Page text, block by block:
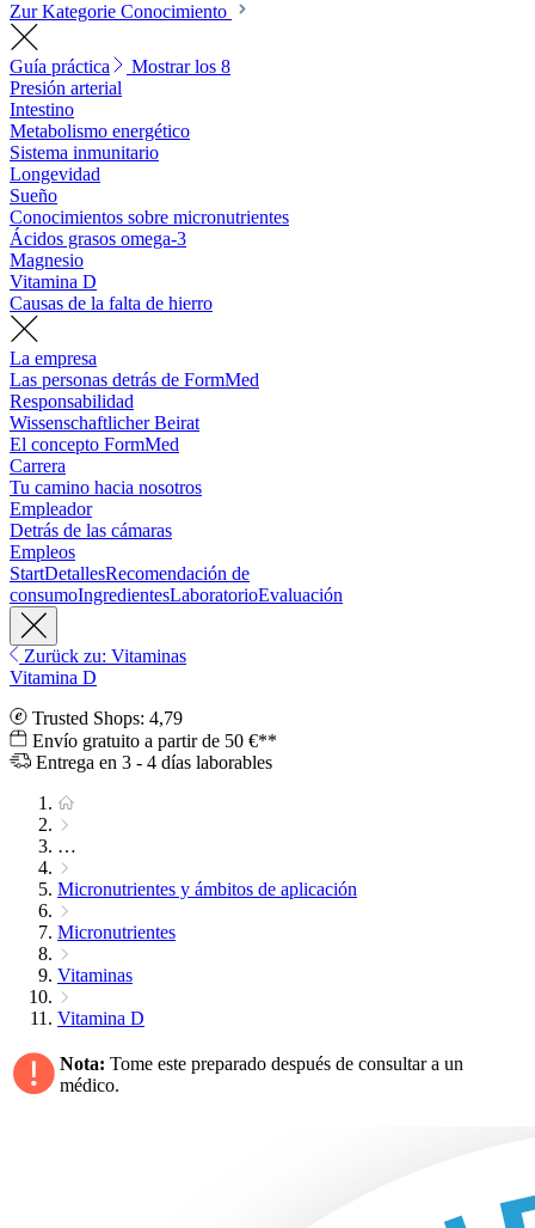
Zur Kategorie Conocimiento
Guía práctica
Mostrar los 8
Presión arterial
Intestino
Metabolismo energético
Sistema inmunitario
Longevidad
Sueño
Conocimientos sobre micronutrientes
Ácidos grasos omega-3
Magnesio
Vitamina D
Causas de la falta de hierro
La empresa
Las personas detrás de FormMed
Responsabilidad
Wissenschaftlicher Beirat
El concepto FormMed
Carrera
Tu camino hacia nosotros
Empleador
Detrás de las cámaras
Empleos
StartDetallesRecomendación de
consumoIngredientesLaboratorioEvaluación
Zurück zu: Vitaminas
Vitamina D
Trusted Shops: 4,79
Envío gratuito a partir de 50 €**
Entrega en 3 - 4 días laborables
…
Micronutrientes y ámbitos de aplicación
Micronutrientes
Vitaminas
Vitamina D
Nota: Tome este preparado después de consultar a un
médico.